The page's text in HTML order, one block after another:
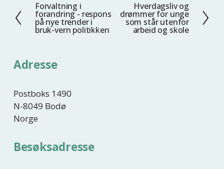
F
o
r
g
Forvaltning i
forandring - respons
på nye trender i
bruk-vern politikken
Hverdagsliv og
drømmer for unge
som står utenfor
arbeid og skole
Adresse
Postboks 1490
N-8049 Bodø
Norge
Besøksadresse